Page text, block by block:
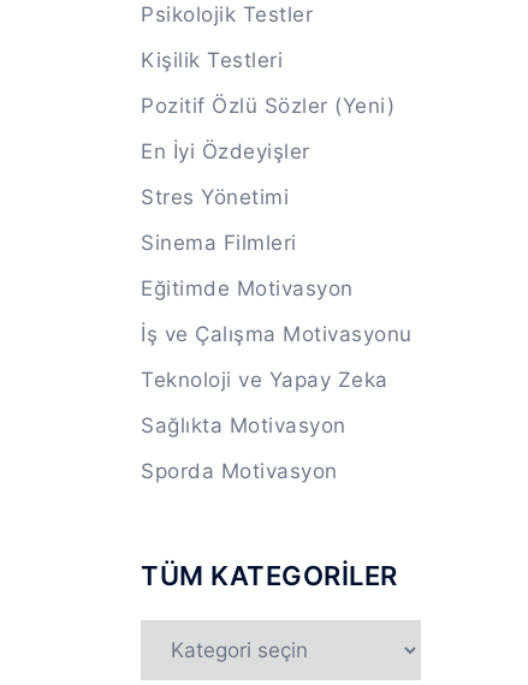
Psikolojik Testler
Kişilik Testleri
Pozitif Özlü Sözler (Yeni)
En İyi Özdeyişler
Stres Yönetimi
Sinema Filmleri
Eğitimde Motivasyon
İş ve Çalışma Motivasyonu
Teknoloji ve Yapay Zeka
Sağlıkta Motivasyon
Sporda Motivasyon
TÜM KATEGORİLER
KATEGORİLER